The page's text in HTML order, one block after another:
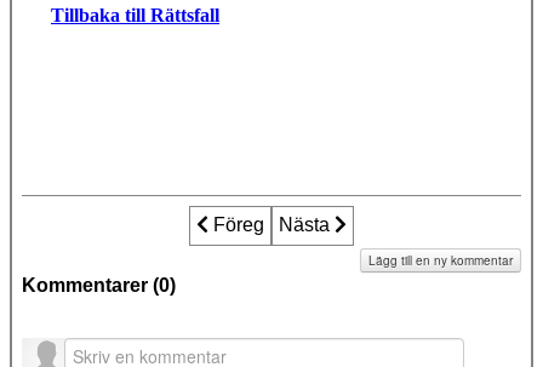
Tillbaka till Rättsfall
Föregående artikel: Fallet Simeon -
Föreg Nästa artikel: Fallet Simeon -
Nästa
Kommentarer (0)
Lägg till en ny kommentar